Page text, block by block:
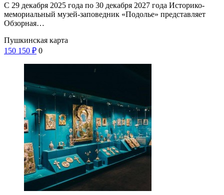
С 29 декабря 2025 года по 30 декабря 2027 года Историко-
мемориальный музей-заповедник «Подолье» представляет
Обзорная…
Пушкинская карта
150 150 ₽ 0